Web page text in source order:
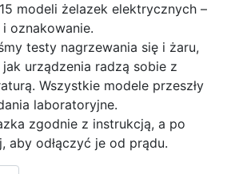
modeli żelazek elektrycznych –
oznakowanie.
testy nagrzewania się i żaru,
urządzenia radzą sobie z
Wszystkie modele przeszły
laboratoryjne.
zgodnie z instrukcją, a po
aby odłączyć je od prądu.